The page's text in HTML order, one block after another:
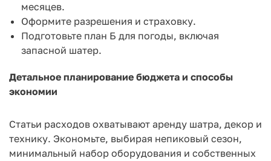
месяцев.
Оформите разрешения и страховку.
Подготовьте план Б для погоды, включая
запасной шатер.
Детальное планирование бюджета и способы
экономии
Статьи расходов охватывают аренду шатра, декор и
технику. Экономьте, выбирая непиковый сезон,
минимальный набор оборудования и собственных